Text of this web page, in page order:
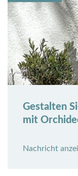
Gestalten
mit
Nachricht